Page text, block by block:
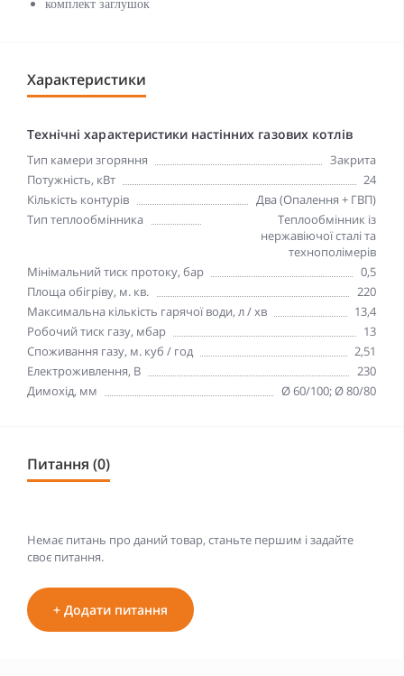
комплект заглушок
Характеристики
Технічні характеристики настінних газових котлів
Тип камери згоряння
Закрита
Потужність, кВт
24
Кількість контурів
Два (Опалення + ГВП)
Тип теплообмінника
Теплообмінник із
нержавіючої сталі та
технополімерів
Мінімальний тиск протоку, бар
0,5
Площа обігріву, м. кв.
220
Максимальна кількість гарячої води, л / хв
13,4
Робочий тиск газу, мбар
13
Споживання газу, м. куб / год
2,51
Електроживлення, В
230
Димохід, мм
Ø 60/100; Ø 80/80
Питання (0)
Немає питань про даний товар, станьте першим і задайте
своє питання.
+ Додати питання